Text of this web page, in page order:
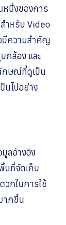
หนึ่งของการ
ำหรับ Video
มีความสำคัญ
กล้อง และ
กษณ์ที่ดูเป็น
นไปอย่าง
ลอ้างอิง
นที่จัดเก็บ
วกในการใช้
ากขึ้น